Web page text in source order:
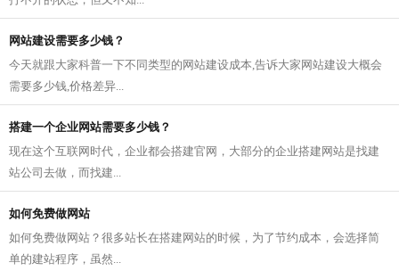
网站建设需要多少钱？
今天就跟大家科普一下不同类型的网站建设成本,告诉大家网站建设大概会
需要多少钱,价格差异...
搭建一个企业网站需要多少钱？
现在这个互联网时代，企业都会搭建官网，大部分的企业搭建网站是找建
站公司去做，而找建...
如何免费做网站
如何免费做网站？很多站长在搭建网站的时候，为了节约成本，会选择简
单的建站程序，虽然...